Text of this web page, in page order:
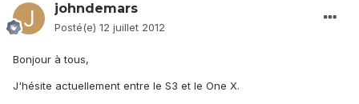
johndemars
Posté(e) 12 juillet 2012
Bonjour à tous,
J'hésite actuellement entre le S3 et le One X.